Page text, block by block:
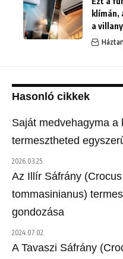
klímán,
a
Hasonló cikkek
Saját medvehagyma a
termesztheted
2026.03.25.
Az Illír Sáfrány (Crocus
tommasinianus)
gondozása
2024.07.02.
A Tavaszi Sáfrány